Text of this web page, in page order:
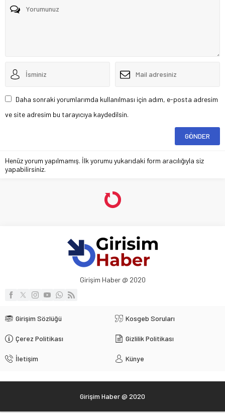
Daha sonraki yorumlarımda kullanılması için adım, e-posta adresim
ve site adresim bu tarayıcıya kaydedilsin.
Henüz yorum yapılmamış. İlk yorumu yukarıdaki form aracılığıyla siz
yapabilirsiniz.
Girişim Haber @ 2020
Girişim Sözlüğü Kosgeb Soruları
Çerez Politikası Gizlilik Politikası
İletişim Künye
Girişim Haber @ 2020